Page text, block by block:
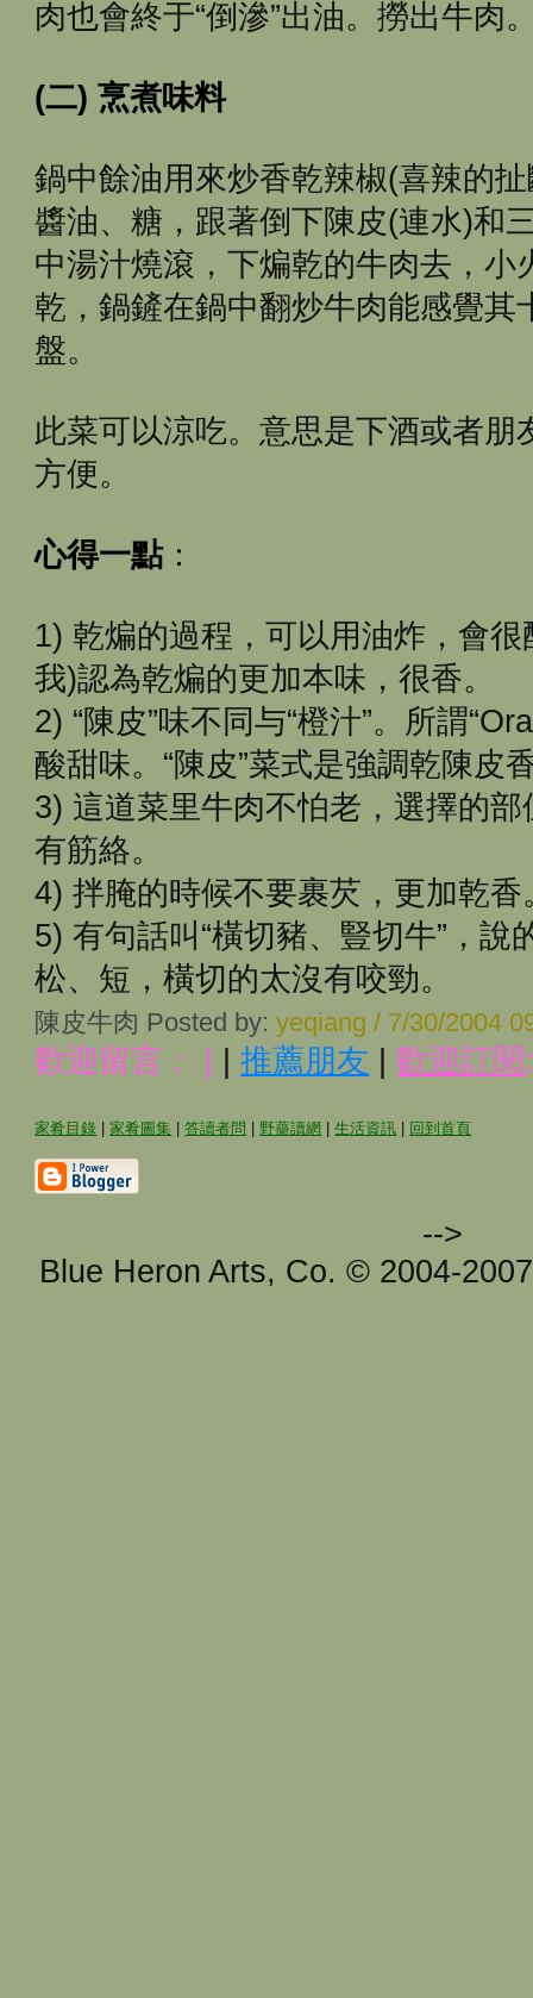
肉也會終于“倒滲”出油。撈出牛肉
(二) 烹煮味料
鍋中餘油用來炒香乾辣椒(喜辣的
醬油、糖，跟著倒下陳皮(連水)和
中湯汁燒滾，下煸乾的牛肉去，小
乾，鍋鏟在鍋中翻炒牛肉能感覺其
盤。
此菜可以涼吃。意思是下酒或者朋
方便。
心得一點：
1) 乾煸的過程，可以用油炸，會
我)認為乾煸的更加本味，很香。
2) “陳皮”味不同与“橙汁”。所謂
酸甜味。“陳皮”菜式是強調乾陳皮
3) 這道菜里牛肉不怕老，選擇的
有筋絡。
4) 拌腌的時候不要裹芡，更加乾香
5) 有句話叫“橫切豬、豎切牛”，說
松、短，橫切的太沒有咬勁。
陳皮牛肉 Posted by:yeqiang / 7/30/2004
歡迎留言﹕ | |推薦朋友 |歡迎訂閱
家肴目錄 |家肴圖集 |答讀者問 野薔讀網 |生活資訊 回到首頁
-->
Blue Heron Arts, Co. © 2004-